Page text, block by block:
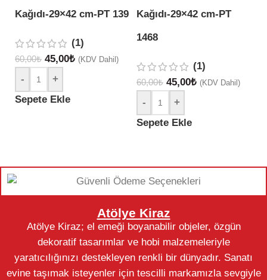
Kağıdı-29×42 cm-PT 139
(1)
60,00₺ 45,00₺ (KDV Dahil)
-
+
Sepete Ekle
Kağıdı-29×42 cm-PT
1468
(1)
60,00₺ 45,00₺ (KDV Dahil)
-
+
Sepete Ekle
Atölye Kiraz
Atölye Kiraz; el emeği boyanabilir objeler, özgün
dekoratif tasarımlar ve hobi malzemeleriyle
yaratıcılığınızı destekleyen renkli bir dünyadır. Sanatı
evine taşımak isteyenler için tescilli markamızla sevgiyle